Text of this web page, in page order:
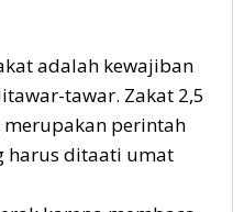
adalah kewajiban
tawar. Zakat 2,5
perintah
harus ditaati umat